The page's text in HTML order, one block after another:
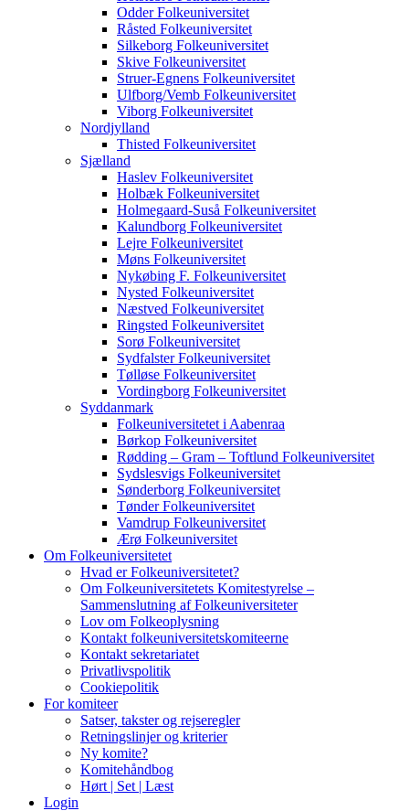
Odder Folkeuniversitet
Råsted Folkeuniversitet
Silkeborg Folkeuniversitet
Skive Folkeuniversitet
Struer-Egnens Folkeuniversitet
Ulfborg/Vemb Folkeuniversitet
Viborg Folkeuniversitet
Nordjylland
Thisted Folkeuniversitet
Sjælland
Haslev Folkeuniversitet
Holbæk Folkeuniversitet
Holmegaard-Suså Folkeuniversitet
Kalundborg Folkeuniversitet
Lejre Folkeuniversitet
Møns Folkeuniversitet
Nykøbing F. Folkeuniversitet
Nysted Folkeuniversitet
Næstved Folkeuniversitet
Ringsted Folkeuniversitet
Sorø Folkeuniversitet
Sydfalster Folkeuniversitet
Tølløse Folkeuniversitet
Vordingborg Folkeuniversitet
Syddanmark
Folkeuniversitetet i Aabenraa
Børkop Folkeuniversitet
Rødding – Gram – Toftlund Folkeuniversitet
Sydslesvigs Folkeuniversitet
Sønderborg Folkeuniversitet
Tønder Folkeuniversitet
Vamdrup Folkeuniversitet
Ærø Folkeuniversitet
Om Folkeuniversitetet
Hvad er Folkeuniversitetet?
Om Folkeuniversitetets Komitestyrelse –
Sammenslutning af Folkeuniversiteter
Lov om Folkeoplysning
Kontakt folkeuniversitetskomiteerne
Kontakt sekretariatet
Privatlivspolitik
Cookiepolitik
For komiteer
Satser, takster og rejseregler
Retningslinjer og kriterier
Ny komite?
Komitehåndbog
Hørt | Set | Læst
Login